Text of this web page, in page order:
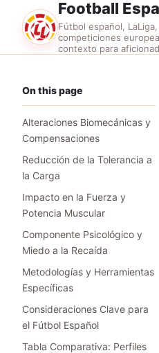
Football
Fútbol español,
competiciones
contexto para
On this page
Alteraciones Biomecánicas y
Compensaciones
Reducción de la Tolerancia a
la Carga
Impacto en la Fuerza y
Potencia Muscular
Componente Psicológico y
Miedo a la Recaída
Metodologías y Herramientas
Específicas
Consideraciones Clave para
el Fútbol Español
Tabla Comparativa: Perfiles